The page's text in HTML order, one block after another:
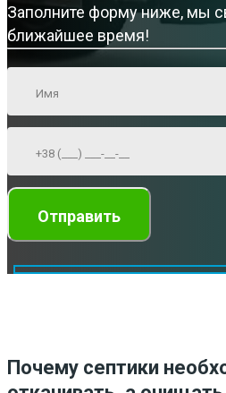
Заполните форму ниже, мы
ближайшее время!
Почему септики